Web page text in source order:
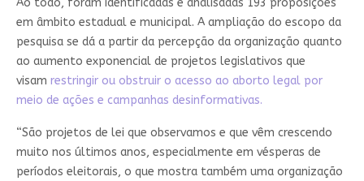
em âmbito estadual e municipal. A ampliação do escopo da
pesquisa se dá a partir da percepção da organização quanto
ao aumento exponencial de projetos legislativos que
visam restringir ou obstruir o acesso ao aborto legal por
meio de ações e campanhas desinformativas.
“São projetos de lei que observamos e que vêm crescendo
muito nos últimos anos, especialmente em vésperas de
períodos eleitorais, o que mostra também uma organização